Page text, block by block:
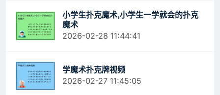
小学生扑克魔术,小学生一学就会的扑克
魔术
2026-02-28 11:44:41
学魔术扑克牌视频
2026-02-27 11:45:05